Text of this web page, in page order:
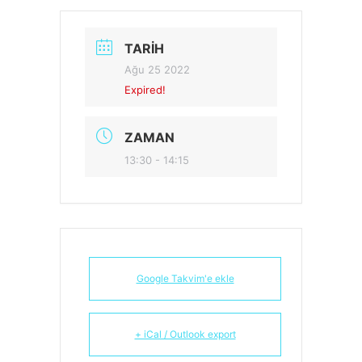
TARIH
Ağu 25 2022
Expired!
ZAMAN
13:30 - 14:15
Google Takvim'e ekle
+ iCal / Outlook export